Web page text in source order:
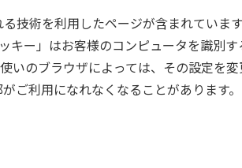
技術を利用したページが含まれています
キー」はお客様のコンピュータを識別す
いのブラウザによっては、その設定を変
ご利用になれなくなることがあります。